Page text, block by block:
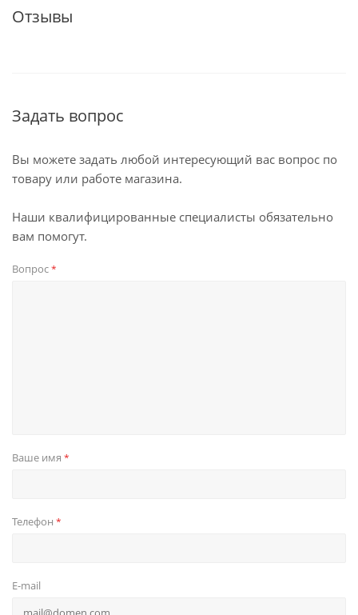
Отзывы
Задать вопрос
Вы можете задать любой интересующий вас вопрос по
товару или работе магазина.
Наши квалифицированные специалисты обязательно
вам помогут.
Вопрос*
Ваше имя *
Телефон *
E-mail